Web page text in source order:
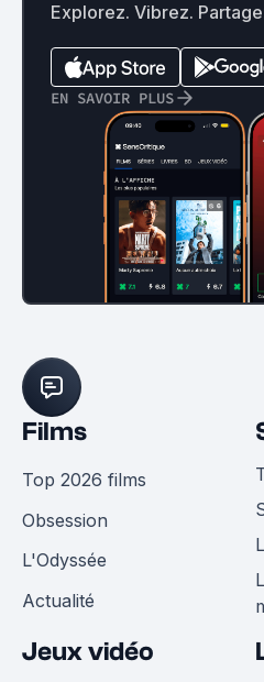
Explorez. Vibrez.
EN SAVOIR PLUS
Films
Top 2026 films
Obsession
L'Odyssée
Actualité
Jeux vidéo